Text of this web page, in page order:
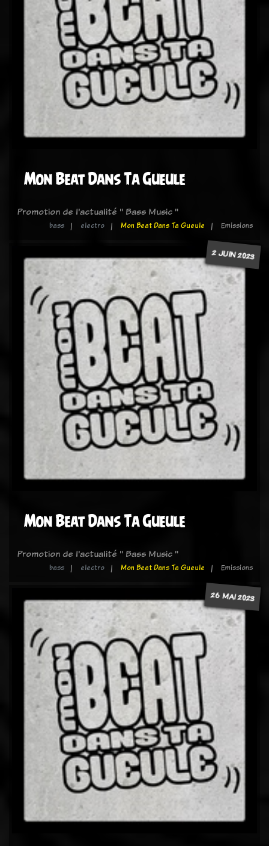
Mon Beat Dans Ta Gueule
Promotion de l'actualité " Bass Music "
bass electro Mon Beat Dans Ta Gueule Emissions
2 JUIN 2023
Mon Beat Dans Ta Gueule
Promotion de l'actualité " Bass Music "
bass electro Mon Beat Dans Ta Gueule Emissions
26 MAI 2023